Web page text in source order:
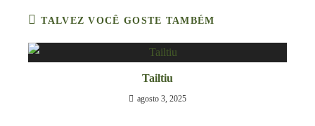
TALVEZ VOCÊ GOSTE TAMBÉM
Tailtiu
agosto 3, 2025